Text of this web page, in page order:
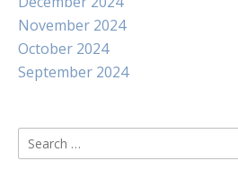
November 2024
October 2024
September 2024
Search
for: